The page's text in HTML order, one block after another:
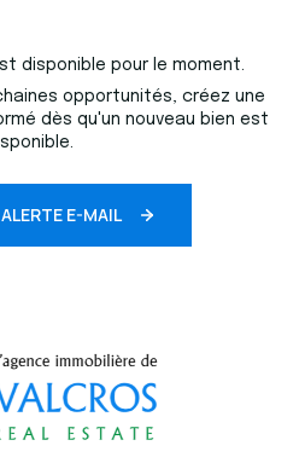
disponible pour le moment.
opportunités, créez une
dès qu'un nouveau bien est
E-MAIL